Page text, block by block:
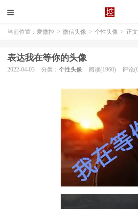
当前位置： 爱微控 > 微信头像 > 个性头像 > 正文
表达我在等你的头像
2022-04-03 分类： 个性头像 阅读(1960) 评论